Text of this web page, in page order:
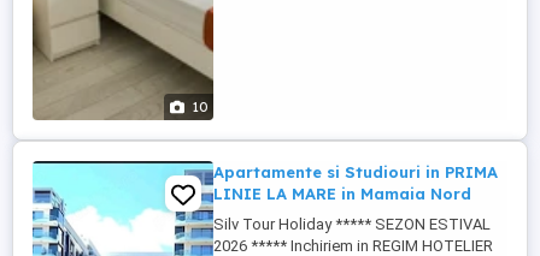
10
Apartamente si Studiouri in PRIMA
LINIE LA MARE in Mamaia Nord
Silv Tour Holiday ***** SEZON ESTIVAL
2026 ***** Inchiriem in REGIM HOTELIER